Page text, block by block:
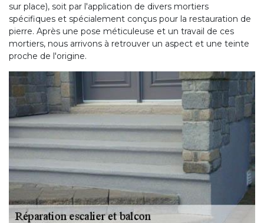
sur place), soit par l'application de divers mortiers
spécifiques et spécialement conçus pour la restauration de
pierre. Après une pose méticuleuse et un travail de ces
mortiers, nous arrivons à retrouver un aspect et une teinte
proche de l'origine.